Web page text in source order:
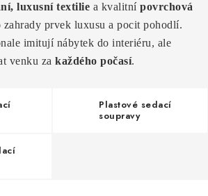
luxusní textilie a kvalitní povrchová
zahrady prvek luxusu a pocit pohodlí.
imitují nábytek do interiéru, ale
venku za každého počasí.
Plastové sedací
soupravy